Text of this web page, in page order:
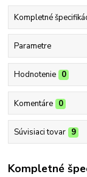
Kompletné
Parametre
Hodnotenie 0
Komentáre 0
Súvisiaci tovar 9
Kompletné